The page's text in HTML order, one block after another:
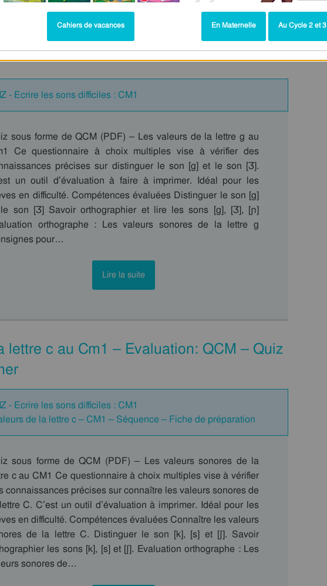
Cm1 – Evaluation: QCM – Quiz – Cycle
- Ecrire les sons difficiles : CM1
sous forme de QCM (PDF) – Les valeurs de la lettre g au
Ce questionnaire à choix multiples vise à vérifier des
précises sur distinguer le son [g] et le son [Ʒ].
un outil d’évaluation à faire à imprimer. Idéal pour les
en difficulté. Compétences évaluées Distinguer le son [g]
son [Ʒ] Savoir orthographier et lire les sons [g], [Ʒ], [ɲ]
orthographe : Les valeurs sonores de la lettre g
pour…
Lire la suite
lettre c au Cm1 – Evaluation: QCM – Quiz
- Ecrire les sons difficiles : CM1
de la lettre c – CM1 – Séquence – Fiche de préparation
sous forme de QCM (PDF) – Les valeurs sonores de la
c au CM1 Ce questionnaire à choix multiples vise à vérifier
connaissances précises sur connaître les valeurs sonores de
C. C’est un outil d’évaluation à imprimer. Idéal pour les
en difficulté. Compétences évaluées Connaître les valeurs
de la lettre C. Distinguer le son [k], [s] et [ʃ]. Savoir
les sons [k], [s] et [ʃ]. Evaluation orthographe : Les
sonores de…
Cahiers de vacances En Maternelle Au Cycle 2 et 3